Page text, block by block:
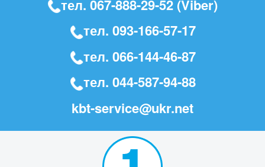
тел. 067-888-29-52 (Viber)
тел. 093-166-57-17
тел. 066-144-46-87
тел. 044-587-94-88
kbt-service@ukr.net